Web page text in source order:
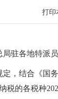
打印
驻各地特派员
定，结合《国
的各税种